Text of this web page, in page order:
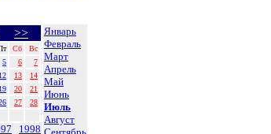
>>
Сб
Вс
5 6
7
12 13
14
19 20
21
27
28
1998
Январь
Февраль
Март
Апрель
Май
Июнь
Июль
Август